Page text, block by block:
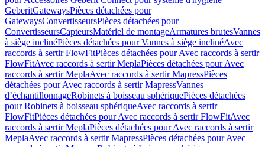
GeberitGatewaysPièces détachées pour
GatewaysConvertisseursPièces détachées pour
ConvertisseursCapteursMatériel de montageArmatures brutesVannes
à siège inclinéPièces détachées pour Vannes à siège inclinéAvec
raccords à sertir FlowFitPièces détachées pour Avec raccords à sertir
FlowFitAvec raccords à sertir MeplaPièces détachées pour Avec
raccords à sertir MeplaAvec raccords à sertir MapressPièces
détachées pour Avec raccords à sertir MapressVannes
d’échantillonnageRobinets à boisseau sphériquePièces détachées
pour Robinets à boisseau sphériqueAvec raccords à sertir
FlowFitPièces détachées pour Avec raccords à sertir FlowFitAvec
raccords à sertir MeplaPièces détachées pour Avec raccords à sertir
MeplaAvec raccords à sertir MapressPièces détachées pour Avec